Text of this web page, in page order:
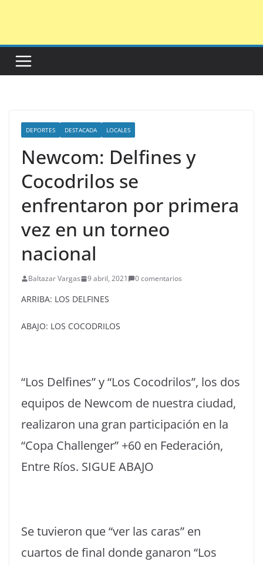
DEPORTES DESTACADA LOCALES
Newcom: Delfines y
Cocodrilos se
enfrentaron por primera
vez en un torneo
nacional
Baltazar Vargas 9 abril, 2021 0 comentarios
ARRIBA: LOS DELFINES
ABAJO: LOS COCODRILOS
“Los Delfines” y “Los Cocodrilos”, los dos
equipos de Newcom de nuestra ciudad,
realizaron una gran participación en la
“Copa Challenger” +60 en Federación,
Entre Ríos. SIGUE ABAJO
Se tuvieron que “ver las caras” en
cuartos de final donde ganaron “Los